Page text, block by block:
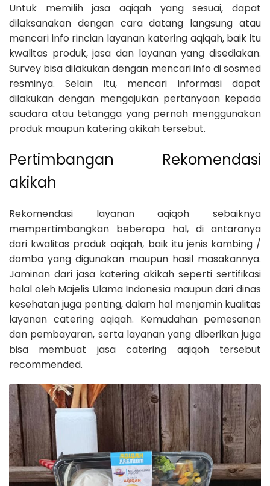
Untuk memilih jasa aqiqah yang sesuai, dapat
dilaksanakan dengan cara datang langsung atau
mencari info rincian layanan katering aqiqah, baik itu
kwalitas produk, jasa dan layanan yang disediakan.
Survey bisa dilakukan dengan mencari info di sosmed
resminya. Selain itu, mencari informasi dapat
dilakukan dengan mengajukan pertanyaan kepada
saudara atau tetangga yang pernah menggunakan
produk maupun katering akikah tersebut.
Pertimbangan Rekomendasi
akikah
Rekomendasi layanan aqiqoh sebaiknya
mempertimbangkan beberapa hal, di antaranya
dari kwalitas produk aqiqah, baik itu jenis kambing /
domba yang digunakan maupun hasil masakannya.
Jaminan dari jasa katering akikah seperti sertifikasi
halal oleh Majelis Ulama Indonesia maupun dari dinas
kesehatan juga penting, dalam hal menjamin kualitas
layanan catering aqiqah. Kemudahan pemesanan
dan pembayaran, serta layanan yang diberikan juga
bisa membuat jasa catering aqiqoh tersebut
recommended.